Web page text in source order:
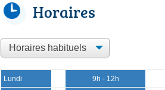
Horaires
Lundi 9h - 12h